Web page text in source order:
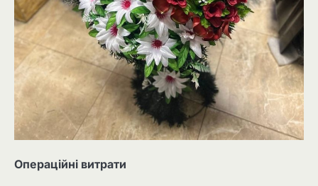
Операційні витрати